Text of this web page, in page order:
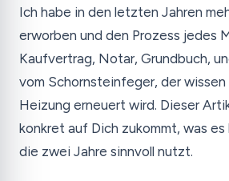
Ich habe in den letzten Jahren
erworben und den Prozess jedes
Kaufvertrag, Notar, Grundbuch,
vom Schornsteinfeger, der wissen
Heizung erneuert wird. Dieser
konkret auf Dich zukommt, was
die zwei Jahre sinnvoll nutzt.